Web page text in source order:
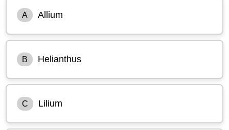
A Allium
B Helianthus
C Lilium